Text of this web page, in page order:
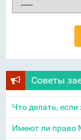
Советы
Что делать,
Имеют ли право